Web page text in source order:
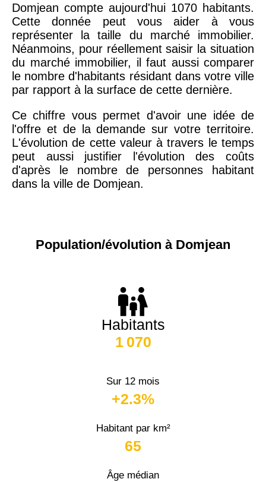
Domjean compte aujourd'hui 1070 habitants.
Cette donnée peut vous aider à vous
représenter la taille du marché immobilier.
Néanmoins, pour réellement saisir la situation
du marché immobilier, il faut aussi comparer
le nombre d'habitants résidant dans votre ville
par rapport à la surface de cette dernière.
Ce chiffre vous permet d'avoir une idée de
l'offre et de la demande sur votre territoire.
L'évolution de cette valeur à travers le temps
peut aussi justifier l'évolution des coûts
d'après le nombre de personnes habitant
dans la ville de Domjean.
Population/évolution à Domjean
Habitants
1 070
Sur 12 mois
+2.3%
Habitant par km²
65
Âge médian